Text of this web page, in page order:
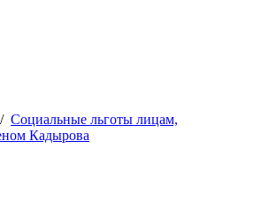
/ Социальные льготы лицам,
Кадырова